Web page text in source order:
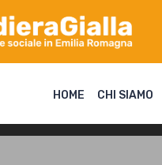
HOME CHI SIAMO